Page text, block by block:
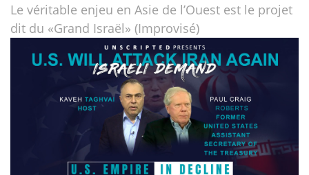
Le véritable enjeu en Asie de l’Ouest est le projet
dit du «Grand Israël» (Improvisé)